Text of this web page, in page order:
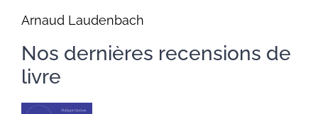
Arnaud Laudenbach
Nos dernières recensions de
livre